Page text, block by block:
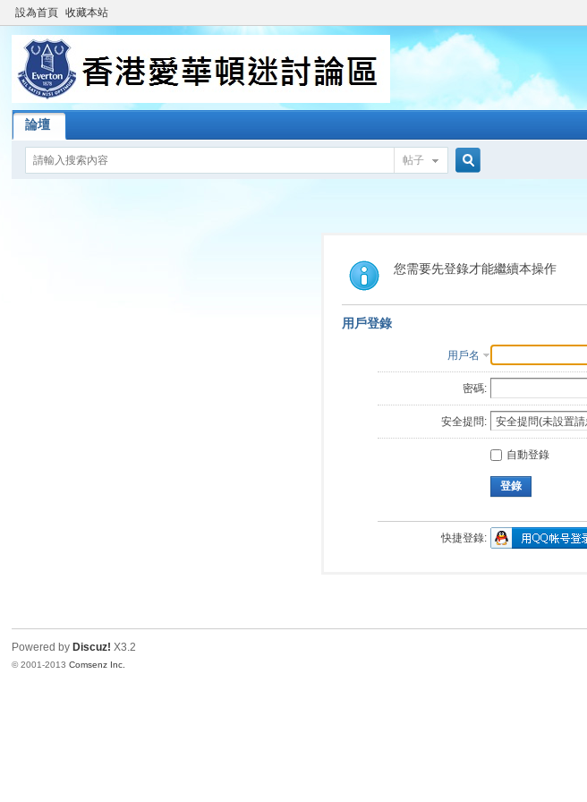
設為首頁 收藏本站
論壇
帖子
索
您需要先登錄才能繼續本操作
用戶登錄
用戶名
密碼:
安全提問:
自動登錄
登錄
快捷登錄:
Powered by Discuz! X3.2
© 2001-2013Comsenz Inc.